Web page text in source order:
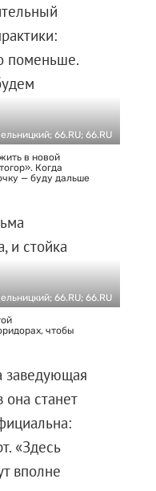
поменьше.
66.RU; 66.RU
в новой
Когда
— буду дальше
и стойка
66.RU; 66.RU
чтобы
заведующая
станет
«Здесь
вполне